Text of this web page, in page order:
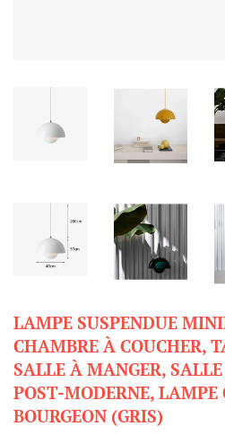
LAMPE SUSPENDUE
CHAMBRE À COUCHER,
SALLE À MANGER,
POST-MODERNE, LAMPE
BOURGEON (GRIS)